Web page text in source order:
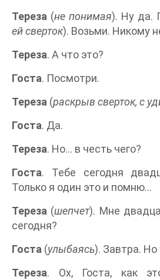
Тереза (не понимая). Ну да.
ей сверток). Возьми. Никому
Тереза. А что это?
Госта. Посмотри.
Тереза (раскрыв сверток, с
Госта. Да.
Тереза. Но... в честь чего?
Госта. Тебе сегодня
Только я один это и помню...
Тереза (шепчет). Мне
сегодня?
Госта (улыбаясь). Завтра. Но
Тереза. Ох, Госта, как